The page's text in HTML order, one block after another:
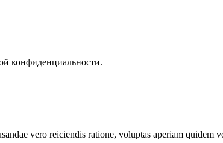
конфиденциальности.
vero reiciendis ratione, voluptas aperiam quidem